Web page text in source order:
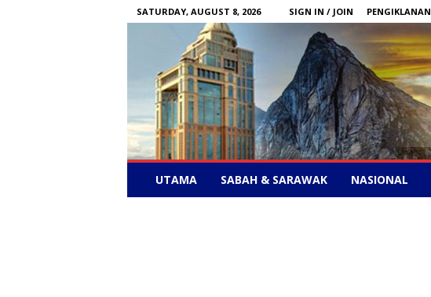
SATURDAY, AUGUST 8, 2026 SIGN IN / JOIN PENGIKLANAN
–
UTAMA SABAH & SARAWAK NASIONAL